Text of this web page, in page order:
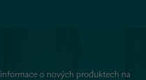
o nových produktech na